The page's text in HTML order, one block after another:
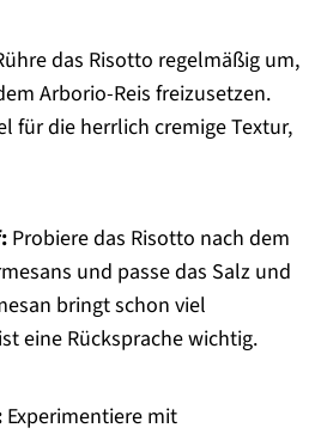
das Risotto regelmäßig um,
Arborio-Reis freizusetzen.
für die herrlich cremige Textur,
Probiere das Risotto nach dem
und passe das Salz und
bringt schon viel
eine Rücksprache wichtig.
Experimentiere mit